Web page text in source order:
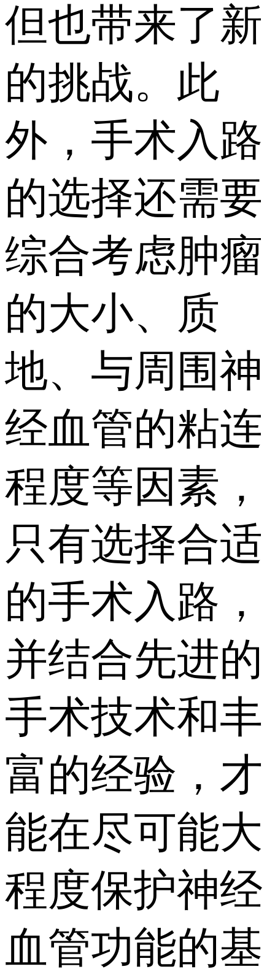
但也带来了新
的挑战。此
外，手术入路
的选择还需要
综合考虑肿瘤
的大小、质
地、与周围神
经血管的粘连
程度等因素，
只有选择合适
的手术入路，
并结合先进的
手术技术和丰
富的经验，才
能在尽可能大
程度保护神经
血管功能的基